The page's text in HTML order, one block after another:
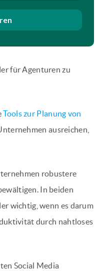
für Agenturen zu
Tools zur Planung von
ausreichen,
robustere
In beiden
wichtig, wenn es darum
durch nahtloses
Social Media